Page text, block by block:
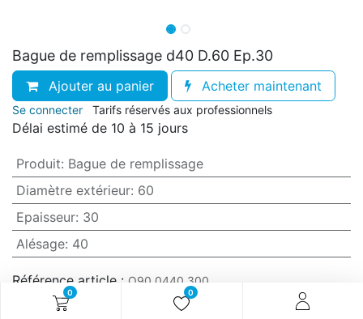
0 0
Bague de remplissage d40 D.60 Ep.30
Ajouter au panier Acheter maintenant
Se connecter Tarifs réservés aux professionnels
Délai estimé de 10 à 15 jours
Produit: Bague de remplissage
Diamètre extérieur: 60
Epaisseur: 30
Alésage: 40
Référence article : O90.0440.300